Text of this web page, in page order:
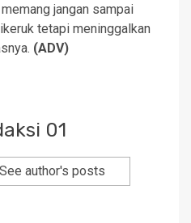
jangan sampai
tetapi meninggalkan
(ADV)
01
See author's posts